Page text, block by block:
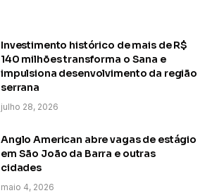
Investimento histórico de mais de R$
140 milhões transforma o Sana e
impulsiona desenvolvimento da região
serrana
julho 28, 2026
Anglo American abre vagas de estágio
em São João da Barra e outras
cidades
maio 4, 2026